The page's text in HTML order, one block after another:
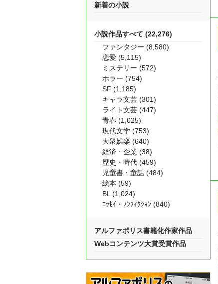
新着の小説
小説作品すべて (22,276)
ファンタジー (8,580)
恋愛 (5,115)
ミステリー (572)
ホラー (754)
SF (1,185)
キャラ文芸 (301)
ライト文芸 (447)
青春 (1,025)
現代文学 (753)
大衆娯楽 (640)
経済・企業 (38)
歴史・時代 (459)
児童書・童話 (484)
絵本 (59)
BL (1,024)
ｴｯｾｲ・ﾉﾝﾌｨｸｼｮﾝ (840)
アルファポリス書籍化作家作品
Webコンテンツ大賞受賞作品